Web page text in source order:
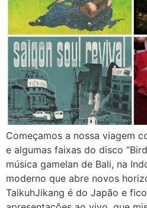
Começamos a nossa viagem
e algumas faixas do disco
música gamelan de Bali, na
moderno que abre novos
TaikuhJikang é do Japão e